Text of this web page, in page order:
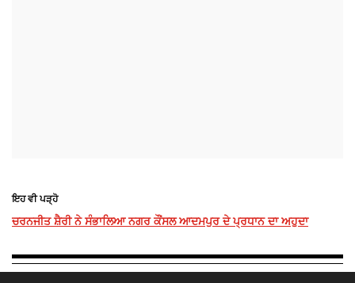
ਇਹ ਵੀ ਪੜ੍ਹੋ
ਚਰਨਜੀਤ ਸ਼ੈਰੀ ਨੇ ਸੰਭਾਲਿਆ ਨਗਰ ਕੌਂਸਲ ਆਦਮਪੁਰ ਦੇ ਪ੍ਰਧਾਨ ਦਾ ਅਹੁਦਾ